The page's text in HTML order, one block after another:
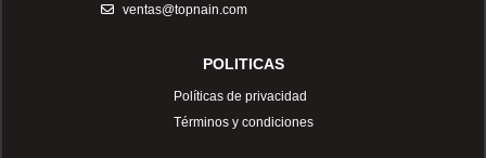
ventas@topnain.com
POLITICAS
Políticas de privacidad
Términos y condiciones